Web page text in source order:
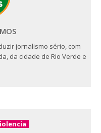
jornalismo sério, com
da cidade de Rio Verde e